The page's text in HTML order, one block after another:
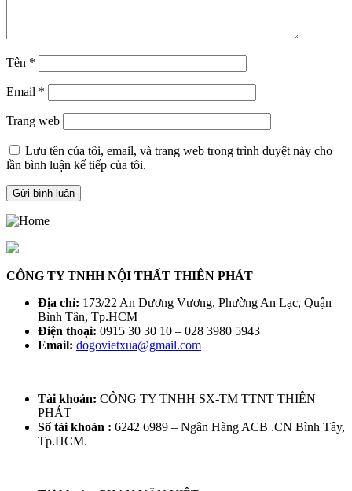
Tên *
Email *
Trang web
Lưu tên của tôi, email, và trang web trong trình duyệt này cho
lần bình luận kế tiếp của tôi.
CÔNG TY TNHH NỘI THẤT THIÊN PHÁT
Địa chỉ: 173/22 An Dương Vương, Phường An Lạc, Quận
Bình Tân, Tp.HCM
Điện thoại: 0915 30 30 10 – 028 3980 5943
Email: dogovietxua@gmail.com
Tài khoản: CÔNG TY TNHH SX-TM TTNT THIÊN
PHÁT
Số tài khoản : 6242 6989 – Ngân Hàng ACB .CN Bình Tây,
Tp.HCM.